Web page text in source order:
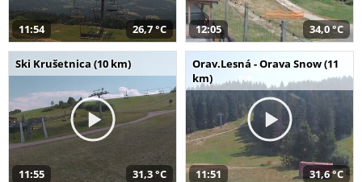
11:54 26,7 °C 12:05 34,0 °C
Ski Krušetnica (10 km)
11:55 31,3 °C
Orav.Lesná - Orava Snow (11
km)
11:51 31,6 °C